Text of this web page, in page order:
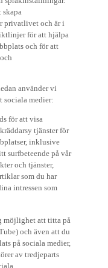
skapa
privatlivet och är i
för att hjälpa
och för att
sociala medier:
tjänster för
inklusive
surfbeteende på vår
och tjänster,
som du har
intressen som
och även att du
på sociala medier,
av tredjeparts